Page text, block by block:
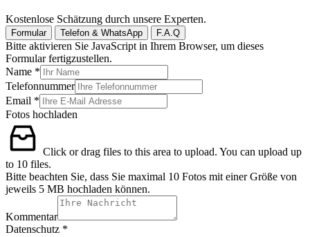
Kostenlose Schätzung durch unsere Experten.
Formular Telefon & WhatsApp F.A.Q
Bitte aktivieren Sie JavaScript in Ihrem Browser, um dieses
Formular fertigzustellen.
Name *
Telefonnummer
Email *
Fotos hochladen
Click or drag files to this area to upload. You can upload up
to 10 files.
Bitte beachten Sie, dass Sie maximal 10 Fotos mit einer Größe von
jeweils 5 MB hochladen können.
Kommentar
Datenschutz *